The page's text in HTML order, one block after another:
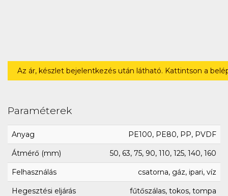
Az ár, készlet bejelentkezés után látható. Kattintson a
Paraméterek
Anyag PE100, PE80, PP, PVDF
Átmérő (mm) 50, 63, 75, 90, 110, 125, 140, 160
Felhasználás csatorna, gáz, ipari, víz
Hegesztési eljárás fűtőszálas, tokos, tompa